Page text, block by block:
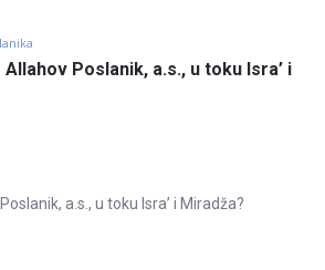
Poslanik, a.s., u toku Isra’ i
a.s., u toku Isra’ i Miradža?